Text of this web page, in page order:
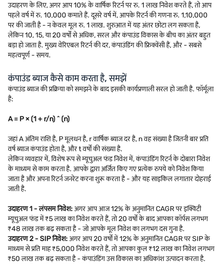
उदाहरण के लिए, अगर आप 10% के वार्षिक रिटर्न पर रु. 1 लाख निवेश करते हैं, तो आप
पहले वर्ष में रु. 10,000 कमाते हैं. दूसरे वर्ष में, आपके रिटर्न की गणना रु. 1,10,000
पर की जाती है - न केवल मूल रु. 1 लाख. शुरुआत में यह अंतर छोटा लग सकता है,
लेकिन 10, 15, या 20 वर्षों से अधिक, सरल और कंपाउंड विकास के बीच का अंतर बहुत
बड़ा हो जाता है. मुख्य वेरिएबल रिटर्न की दर, कंपाउंडिंग की फ्रिक्वेंसी हैं, और - सबसे
महत्वपूर्ण - समय.
कंपाउंड ब्याज कैसे काम करता है, समझें
कंपाउंड ब्याज की प्रक्रिया को समझने के बाद इसकी कार्यप्रणाली सरल हो जाती है. फॉर्मूला
है:
A = P × (1 + r/n) ^ (n)
जहां A अंतिम राशि है, P मूलधन है, r वार्षिक ब्याज दर है, n वह संख्या है जितनी बार प्रति
वर्ष ब्याज कंपाउंड होता है, और t वर्षों की संख्या है.
लेकिन व्यवहार में, विशेष रूप से म्यूचुअल फंड निवेश में, कंपाउंडिंग रिटर्न के दोबारा निवेश
के माध्यम से काम करता है. आपके द्वारा अर्जित किए गए प्रत्येक रुपये को निवेश किया
जाता है और अपना रिटर्न जनरेट करना शुरू करता है - और यह साइकिल लगातार दोहराई
जाती है.
उदाहरण 1 - लंपसम निवेश:अगर आप आज 12% के अनुमानित CAGR पर इक्विटी
म्यूचुअल फंड में ₹5 लाख का निवेश करते हैं, तो 20 वर्षों के बाद आपका कॉर्पस लगभग
₹48 लाख तक बढ़ सकता है - जो आपके मूल निवेश का लगभग दस गुना है.
उदाहरण 2 - SIP निवेश:अगर आप 20 वर्षों में 12% के अनुमानित CAGR पर SIP के
माध्यम से प्रति माह ₹5,000 निवेश करते हैं, तो आपका कुल ₹12 लाख का निवेश लगभग
₹50 लाख तक बढ़ सकता है - कंपाउंडिंग उस विकास का अधिकांश उत्पादन करता है.